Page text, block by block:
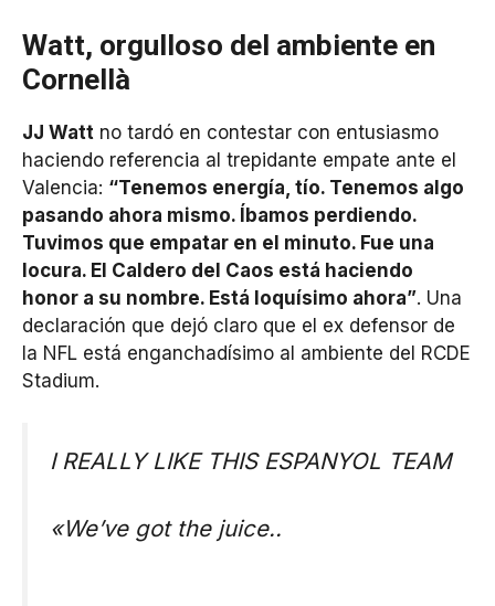
Watt, orgulloso del ambiente en
Cornellà
JJ Watt no tardó en contestar con entusiasmo
haciendo referencia al trepidante empate ante el
Valencia: “Tenemos energía, tío. Tenemos algo
pasando ahora mismo. Íbamos perdiendo.
Tuvimos que empatar en el minuto. Fue una
locura. El Caldero del Caos está haciendo
honor a su nombre. Está loquísimo ahora”. Una
declaración que dejó claro que el ex defensor de
la NFL está enganchadísimo al ambiente del RCDE
Stadium.
I REALLY LIKE THIS ESPANYOL TEAM
«We’ve got the juice..